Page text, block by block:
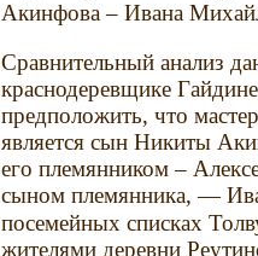
Акинфова – Ивана
Сравнительный анализ
краснодеревщике
предположить, что
является сын Никиты
его племянником –
сыном племянника, —
посемейных списках
жителями деревни